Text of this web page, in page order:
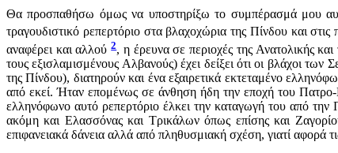
Θα προσπαθήσω όμως να υποστηρίξω το συμπέρασμά μου
τραγουδιστικό ρεπερτόριο στα βλαχοχώρια της Πίνδου και
αναφέρει και αλλού2, η έρευνα σε περιοχές της Ανατολικής
τους εξισλαμισμένους Αλβανούς) έχει δείξει ότι οι βλάχοι
της Πίνδου), διατηρούν και ένα εξαιρετικά εκτεταμένο
από εκεί. Ήταν επομένως σε άνθηση ήδη την εποχή του Πατρο-
ελληνόφωνο αυτό ρεπερτόριο έλκει την καταγωγή του από την
ακόμη και Ελασσόνας και Τρικάλων όπως επίσης και
επιφανειακά δάνεια αλλά από πληθυσμιακή σχέση, γιατί αφορά